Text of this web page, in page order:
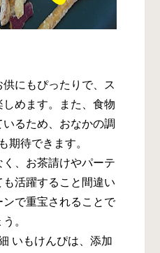
にもぴったりで、ス
めます。また、食物
るため、おなかの調
期待できます。
、お茶請けやパーテ
活躍すること間違い
で重宝されることで
。
いもけんぴは、添加